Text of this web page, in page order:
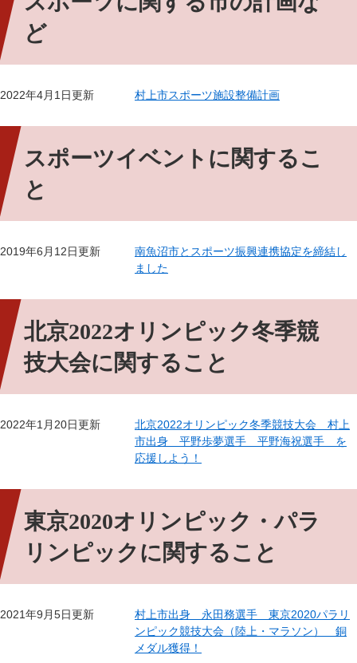
ど
2022年4月1日更新 村上市スポーツ施設整備計画
スポーツイベントに関するこ
と
2019年6月12日更新
南魚沼市とスポーツ振興連携協定を締結し
ました
北京2022オリンピック冬季競
技大会に関すること
2022年1月20日更新
北京2022オリンピック冬季競技大会 村上
市出身 平野歩夢選手 平野海祝選手 を
応援しよう！
東京2020オリンピック・パラ
リンピックに関すること
2021年9月5日更新
村上市出身 永田務選手 東京2020パラリ
ンピック競技大会（陸上・マラソン） 銅
メダル獲得！